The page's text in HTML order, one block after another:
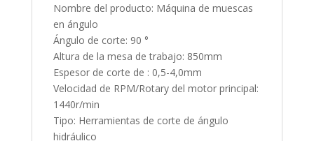
Nombre del producto: Máquina de muescas
en ángulo
Ángulo de corte: 90 °
Altura de la mesa de trabajo: 850mm
Espesor de corte de : 0,5-4,0mm
Velocidad de RPM/Rotary del motor principal:
1440r/min
Tipo: Herramientas de corte de ángulo
hidráulico